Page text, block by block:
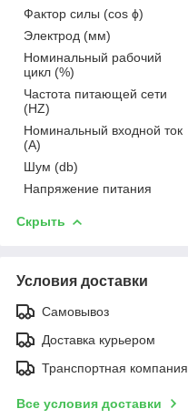
Фактор силы (cos ϕ)
Электрод (мм)
Номинальный рабочий
цикл (%)
Частота питающей сети
(HZ)
Номинальный входной ток
(А)
Шум (db)
Напряжение питания
Скрыть
Условия доставки
Самовывоз
Доставка курьером
Транспортная компания
Все условия доставки